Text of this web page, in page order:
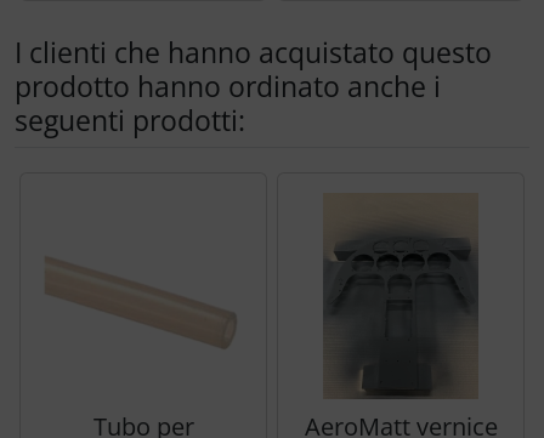
I clienti che hanno acquistato questo
prodotto hanno ordinato anche i
seguenti prodotti:
Tubo per AeroMatt vernice